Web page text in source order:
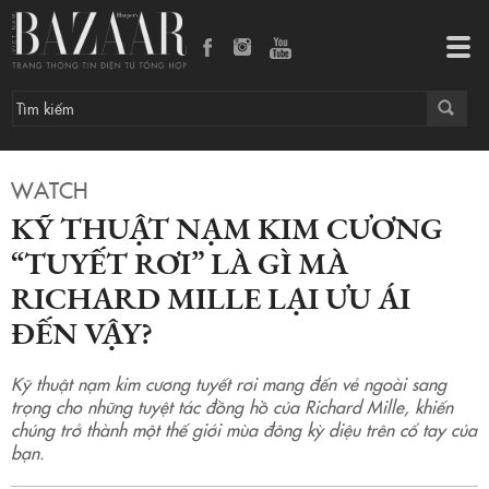
WATCH
KỸ THUẬT NẠM KIM CƯƠNG
“TUYẾT RƠI” LÀ GÌ MÀ
RICHARD MILLE LẠI ƯU ÁI
ĐẾN VẬY?
Kỹ thuật nạm kim cương tuyết rơi mang đến vẻ ngoài sang
trọng cho những tuyệt tác đồng hồ của Richard Mille, khiến
chúng trở thành một thế giới mùa đông kỳ diệu trên cổ tay của
bạn.